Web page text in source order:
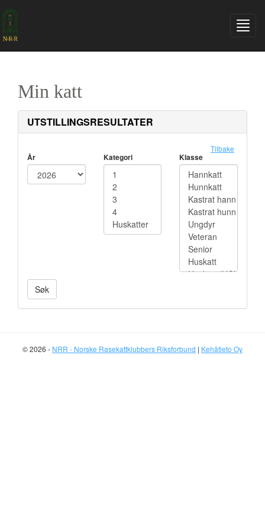
Min katt
UTSTILLINGSRESULTATER
Tilbake
År Kategori Klasse
© 2026 - NRR - Norske Rasekattklubbers Riksforbund | Kehätieto Oy